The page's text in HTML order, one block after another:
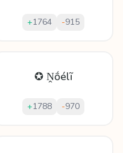
+1764 -915
✪ Ṋṍélĩ
+1788 -970